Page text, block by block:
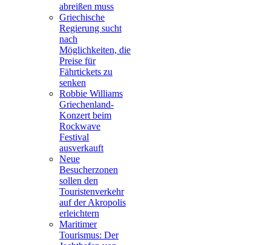
abreißen muss
Griechische
Regierung sucht
nach
Möglichkeiten, die
Preise für
Fährtickets zu
senken
Robbie Williams
Griechenland-
Konzert beim
Rockwave
Festival
ausverkauft
Neue
Besucherzonen
sollen den
Touristenverkehr
auf der Akropolis
erleichtern
Maritimer
Tourismus: Der